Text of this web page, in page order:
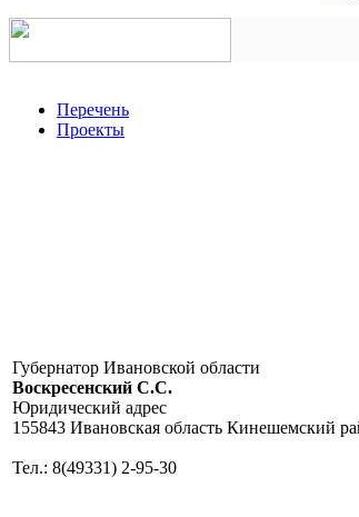
Перечень
Проекты
Губернатор Ивановской области
Воскресенский C.C.
Юридический адрес
155843 Ивановская область Кинешемский
Тел.: 8(49331) 2-95-30